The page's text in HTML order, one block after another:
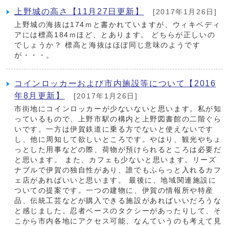
上野城の高さ【11月27日更新】
[2017年1月26日]
上野城の海抜は174ｍと書かれていますが、ウィキベディ
アには標高184ｍほど、とあります。 どちらが正しいの
でしょうか？ 標高と海抜はほぼ同じ意味のようです
が・・・。
コインロッカーおよび市内施設等について【2016
年8月更新】
[2017年1月26日]
市街地にコインロッカーが少ないないと思います。私が知
っているもので、上野市駅の構内と上野図書館の二階ぐら
いです。一方は伊賀鉄道に乗る方でないと使えないです
し、他に周知して欲しいところです。やはり、観光やちょ
っとした用事などの際、荷物が預けられるところは必要だ
と思います。 また、カフェも少ないと思います。リーズ
ナブルで伊賀の独自性があり、誰でもふらっと入れるカフ
ェ店があればいいと思います。 最後に、地域関連施設に
ついての提案です。一つの建物に、伊賀の情報所や特産
品、伝統工芸などが購入できる施設があればいいだろうな
と感じました。忍者ベースのタクシーがあったりして、そ
こから市内各地にアクセス可能、なんていうのも考えて見